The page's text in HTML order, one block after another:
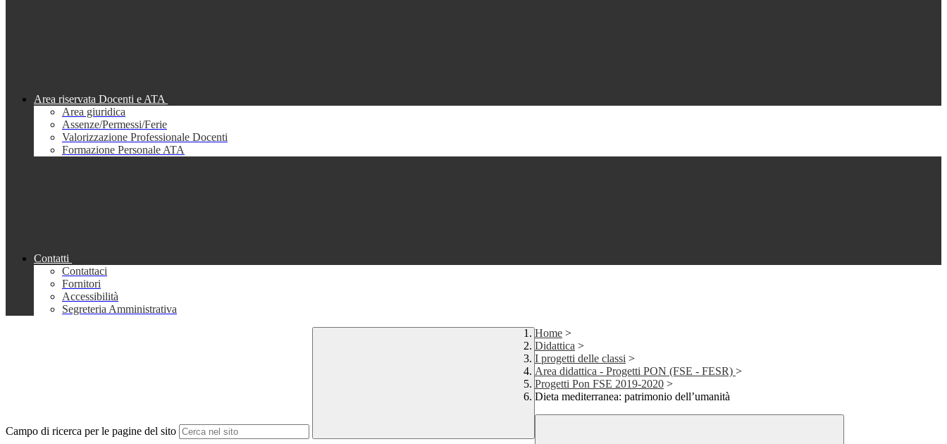
Area riservata Docenti e ATA
Area giuridica
Assenze/Permessi/Ferie
Valorizzazione Professionale Docenti
Formazione Personale ATA
Contatti
Contattaci
Fornitori
Accessibilità
Segreteria Amministrativa
Campo di ricerca per le pagine del sito
Home >
Didattica >
I progetti delle classi >
Area didattica - Progetti PON (FSE - FESR) >
Progetti Pon FSE 2019-2020 >
Dieta mediterranea: patrimonio dell’umanità